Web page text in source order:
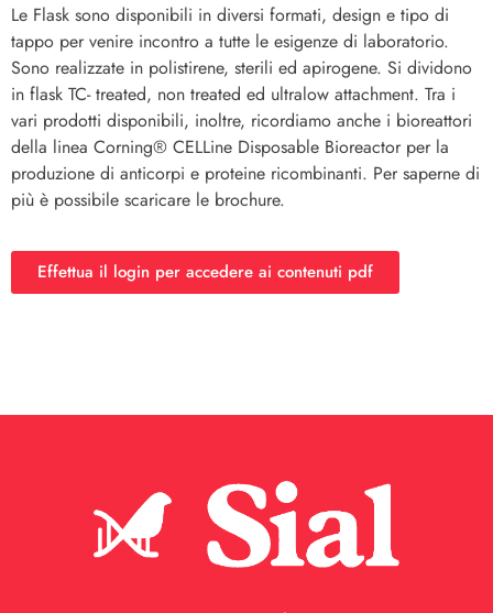
Le Flask sono disponibili in diversi formati, design e tipo di
tappo per venire incontro a tutte le esigenze di laboratorio.
Sono realizzate in polistirene, sterili ed apirogene. Si dividono
in flask TC- treated, non treated ed ultralow attachment. Tra i
vari prodotti disponibili, inoltre, ricordiamo anche i bioreattori
della linea Corning® CELLine Disposable Bioreactor per la
produzione di anticorpi e proteine ricombinanti. Per saperne di
più è possibile scaricare le brochure.
Effettua il login per accedere ai contenuti pdf